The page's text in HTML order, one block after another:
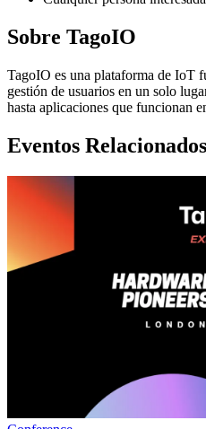
Sobre TagoIO
TagoIO es una plataforma de IoT
gestión de usuarios en un solo
hasta aplicaciones que funcionan
Eventos Relacionados